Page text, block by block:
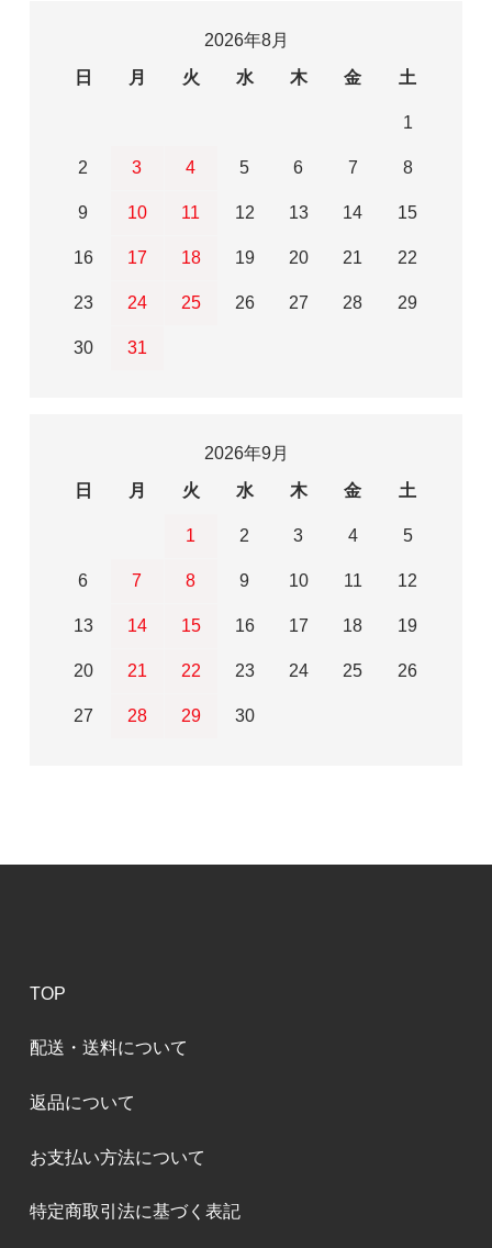
2026年8月
日
月 火 水 木 金 土
1
2 3 4 5 6 7 8
9 10 11 12 13 14 15
16 17 18 19 20 21 22
23 24 25 26 27 28 29
30 31
2026年9月
日
月 火 水 木 金 土
1 2 3 4 5
6 7 8 9 10 11 12
13 14 15 16 17 18 19
20 21 22 23 24 25 26
27 28 29 30
TOP
配送・送料について
返品について
お支払い方法について
特定商取引法に基づく表記